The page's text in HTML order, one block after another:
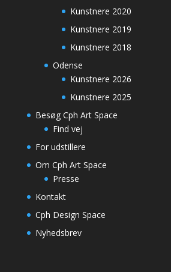
Kunstnere 2020
Kunstnere 2019
Kunstnere 2018
Odense
Kunstnere 2026
Kunstnere 2025
Besøg Cph Art Space
Find vej
For udstillere
Om Cph Art Space
Presse
Kontakt
Cph Design Space
Nyhedsbrev